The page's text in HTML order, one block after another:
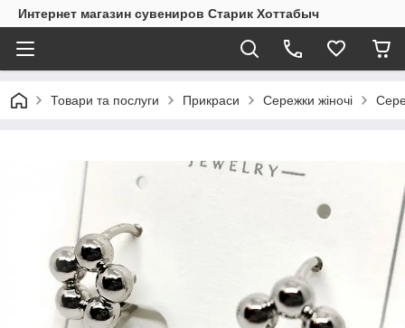
Интернет магазин сувениров Старик Хоттабыч
Товари та послуги Прикраси Сережки жіночі